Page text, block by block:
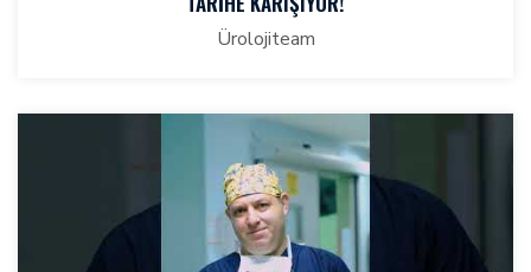
Ürolojiteam